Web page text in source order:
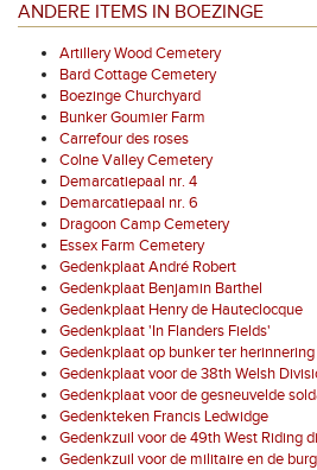
ANDERE ITEMS IN BOEZINGE
Artillery Wood Cemetery
Bard Cottage Cemetery
Boezinge Churchyard
Bunker Goumier Farm
Carrefour des roses
Colne Valley Cemetery
Demarcatiepaal nr. 4
Demarcatiepaal nr. 6
Dragoon Camp Cemetery
Essex Farm Cemetery
Gedenkplaat André Robert
Gedenkplaat Benjamin Barthel
Gedenkplaat Henry de Hauteclocque
Gedenkplaat 'In Flanders Fields'
Gedenkplaat op bunker ter
Gedenkplaat voor de 38th Welsh
Gedenkplaat voor de gesneuvelde
Gedenkteken Francis Ledwidge
Gedenkzuil voor de 49th West Riding
Gedenkzuil voor de militaire en de